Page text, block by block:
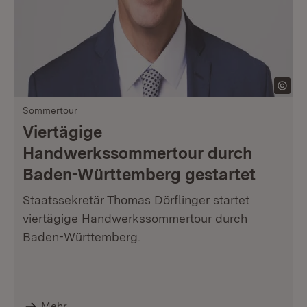
Sommertour
Viertägige
Handwerkssommertour durch
Baden-Württemberg gestartet
Staatssekretär Thomas Dörflinger startet
viertägige Handwerkssommertour durch
Baden-Württemberg.